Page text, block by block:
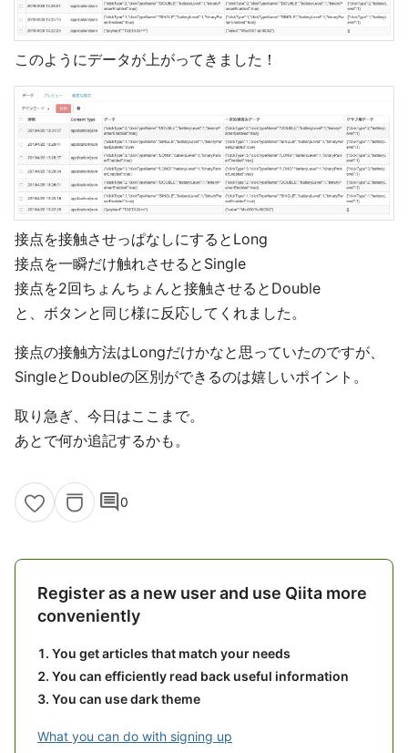
このようにデータが上がってきました！
接点を接触させっぱなしにするとLong
接点を一瞬だけ触れさせるとSingle
接点を2回ちょんちょんと接触させるとDouble
と、ボタンと同じ様に反応してくれました。
接点の接触方法はLongだけかなと思っていたのですが、
SingleとDoubleの区別ができるのは嬉しいポイント。
取り急ぎ、今日はここまで。
あとで何か追記するかも。
comment0
Register as a new user and use Qiita more
conveniently
You get articles that match your needs
You can efficiently read back useful information
You can use dark theme
What you can do with signing up